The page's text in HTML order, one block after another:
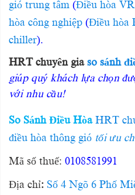
gió trung tâm (Điều hòa
hòa công nghiệp (Điều hòa
chiller).
HRT chuyên gia so sánh
giúp quý khách lựa chọn
với nhu cầu!
So Sánh Điều Hòa HRT
điều hòa thông gió tối ưu
Mã số thuế: 0108581991
Địa chỉ: Số 4 Ngõ 6 Phố